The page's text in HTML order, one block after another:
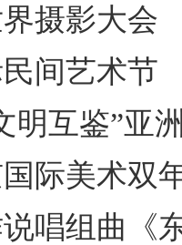
摄影大会
间艺术节
明互鉴”亚
际美术双
唱组曲《